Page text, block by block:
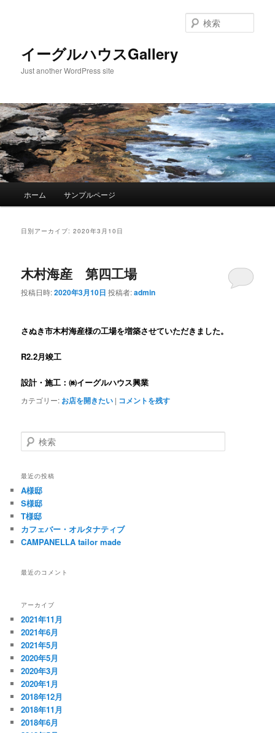
イーグルハウスGallery
Just another WordPress site
索
メ
コ
テ
ン
ツ
へ
移
サ
ン
ン
ツ
へ
移
動
ホーム サンプルページ
日別アーカイブ:2020年3月10日
木村海産 第四工場
投稿日時:2020年3月10日 投稿者:admin
さぬき市木村海産様の工場を増築させていただきました。
R2.2月竣工
設計・施工：㈱イーグルハウス興業
カテゴリー: お店を開きたい | コメントを残す
検
索
最近の投稿
A様邸
S様邸
T様邸
カフェバー・オルタナティブ
CAMPANELLA tailor made
最近のコメント
アーカイブ
2021年11月
2021年6月
2021年5月
2020年5月
2020年3月
2020年1月
2018年12月
2018年11月
2018年6月